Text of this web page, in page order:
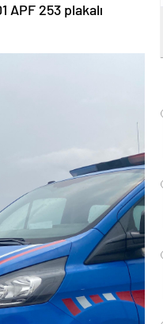
253 plakalı